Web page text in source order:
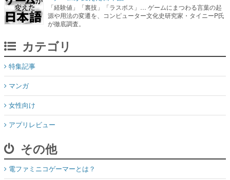
「経験値」「裏技」「ラスボス」… ゲームにまつわる言葉の起
源や用法の変遷を、コンピューター文化史研究家・タイニーP氏
が徹底調査。
カテゴリ
特集記事
マンガ
女性向け
アプリレビュー
その他
電ファミニコゲーマーとは？